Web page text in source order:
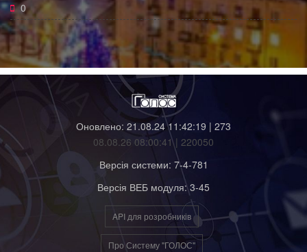
0
Оновлено: 21.08.24 11:42:19 | 273
08.08.26 08:00:41 | 220050
Версія системи: 7-4-781
Версія ВЕБ модуля: 3-45
API для розробників
Про Систему "ГОЛОС"